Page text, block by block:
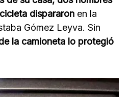
dispararon en la
Gómez Leyva. Sin
la camioneta lo protegió